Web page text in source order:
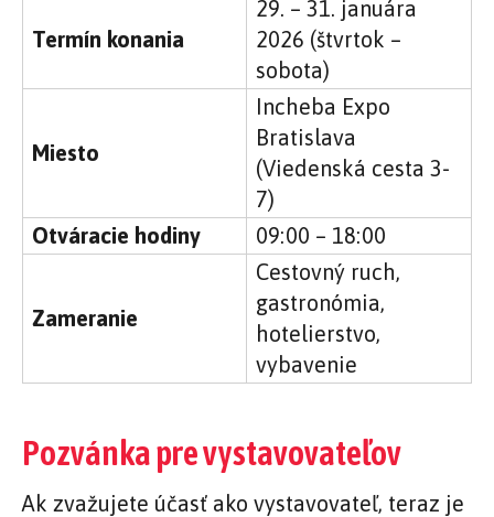
Termín konania
29. – 31. januára
2026 (štvrtok –
sobota)
Miesto
Incheba Expo
Bratislava
(Viedenská cesta 3-
7)
Otváracie hodiny
09:00 – 18:00
Zameranie
Cestovný ruch,
gastronómia,
hotelierstvo,
vybavenie
Pozvánka pre vystavovateľov
Ak zvažujete účasť ako vystavovateľ, teraz je